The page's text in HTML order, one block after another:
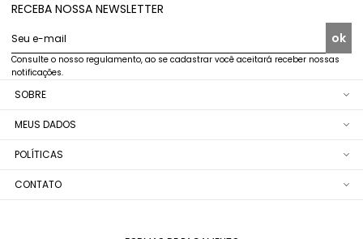
RECEBA NOSSA NEWSLETTER
Seu e-mail ok
Consulte o nosso regulamento, ao se cadastrar você aceitará receber nossas
notificações.
SOBRE
MEUS DADOS
POLÍTICAS
CONTATO